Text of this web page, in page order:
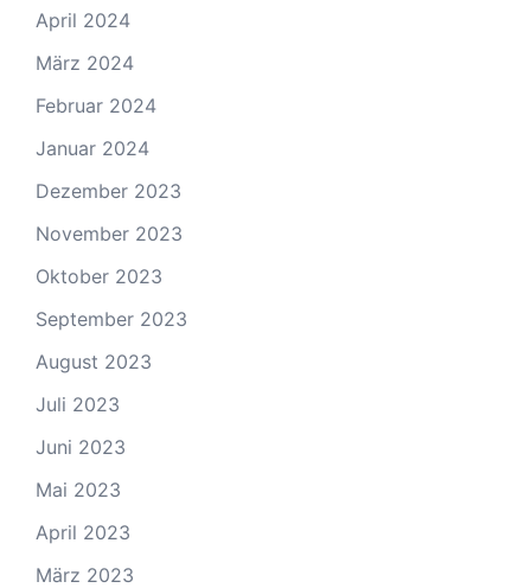
April 2024
März 2024
Februar 2024
Januar 2024
Dezember 2023
November 2023
Oktober 2023
September 2023
August 2023
Juli 2023
Juni 2023
Mai 2023
April 2023
März 2023